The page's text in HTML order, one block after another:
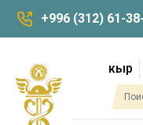
+996 (312) 61-
кыр